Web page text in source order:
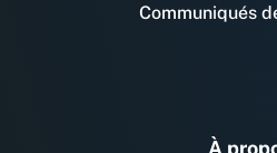
Communiqués
À